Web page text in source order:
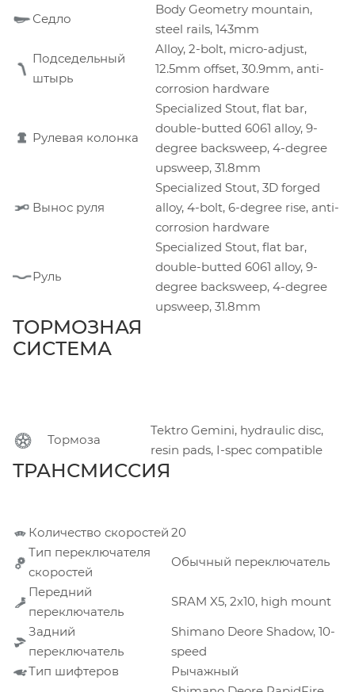
Седло
Body Geometry mountain,
steel rails, 143mm
Подседельный
штырь
Alloy, 2-bolt, micro-adjust,
12.5mm offset, 30.9mm, anti-
corrosion hardware
Рулевая колонка
Specialized Stout, flat bar,
double-butted 6061 alloy, 9-
degree backsweep, 4-degree
upsweep, 31.8mm
Вынос руля
Specialized Stout, 3D forged
alloy, 4-bolt, 6-degree rise, anti-
corrosion hardware
Руль
Specialized Stout, flat bar,
double-butted 6061 alloy, 9-
degree backsweep, 4-degree
upsweep, 31.8mm
ТОРМОЗНАЯ
СИСТЕМА
Тормоза
Tektro Gemini, hydraulic disc,
resin pads, I-spec compatible
ТРАНСМИССИЯ
Количество скоростей 20
Тип переключателя
скоростей
Обычный переключатель
Передний
переключатель
SRAM X5, 2x10, high mount
Задний
переключатель
Shimano Deore Shadow, 10-
speed
Тип шифтеров
Рычажный